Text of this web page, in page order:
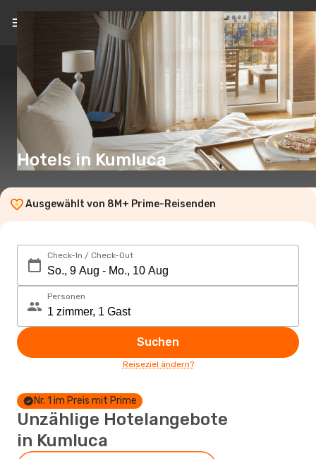
DE(€)
Hotels in Kumluca
Ausgewählt von 8M+ Prime-Reisenden
Check-In / Check-Out
Personen
Suchen
Reiseziel ändern?
Nr. 1 im Preis mit Prime
Unzählige Hotelangebote
in Kumluca